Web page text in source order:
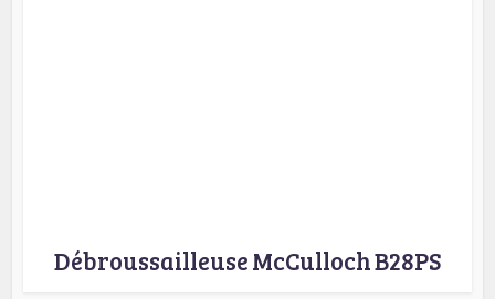
Débroussailleuse McCulloch B28PS